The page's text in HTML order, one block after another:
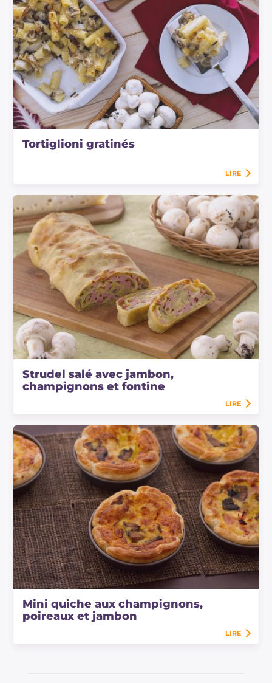
Tortiglioni gratinés
LIRE
Strudel salé avec jambon,
champignons et fontine
LIRE
Mini quiche aux champignons,
poireaux et jambon
LIRE